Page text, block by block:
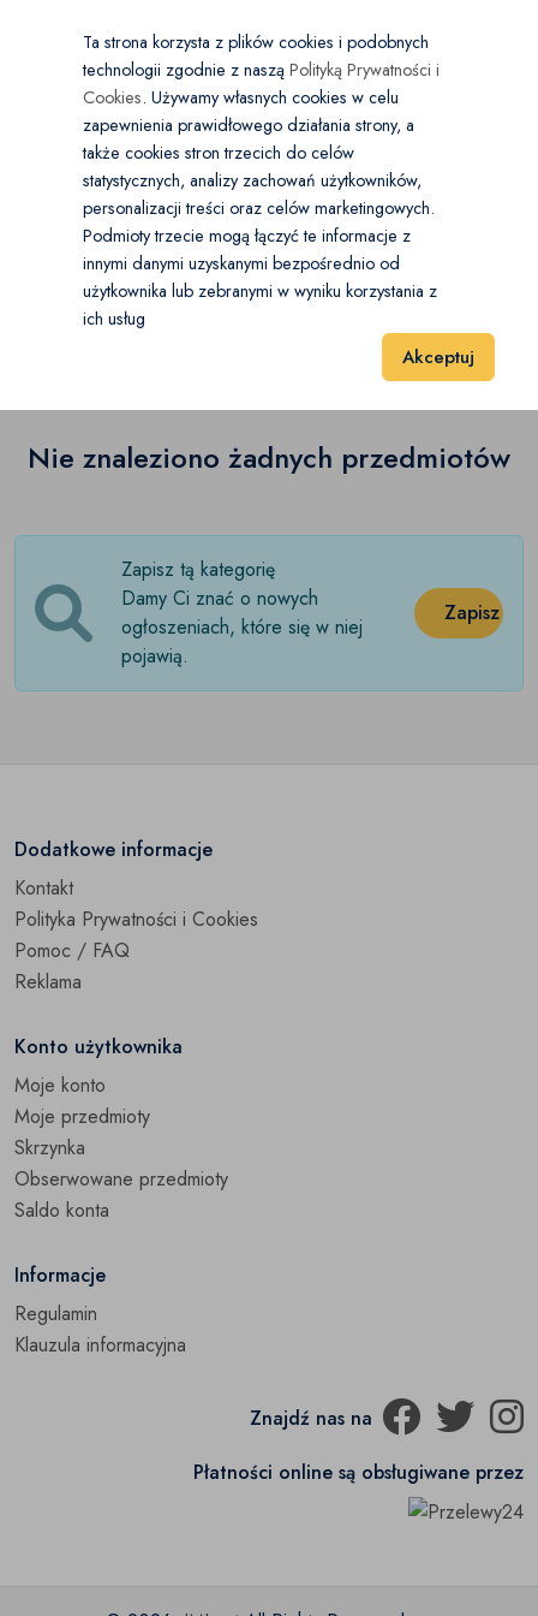
Wybierz kategorię
Samochody osobowe
(0)
Alfa Romeo (0)
(0)
Cadillac(0)
Chevrolet(0)
Dacia(0)
Fiat (0)
Ford(0)
Honda(0)
Hyundai
Infiniti (0)
Jaguar
Jeep(0)
Kia(0)
Lancia (0)
Land Rover
×
Kraj PL
PLN
Motoryzacja Samochody osobowe Subaru
Subaru (0)
20 60
Nie znaleziono żadnych przedmiotów
Zapisz tą kategorię
Damy Ci znać o nowych
ogłoszeniach, które się w niej
pojawią.
Zapisz
Dodatkowe informacje
Kontakt
Polityka Prywatności i Cookies
Pomoc / FAQ
Reklama
Konto użytkownika
Moje konto
Moje przedmioty
Skrzynka
Obserwowane przedmioty
Saldo konta
Informacje
Regulamin
Klauzula informacyjna
Znajdź nas na
Płatności online są obsługiwane przez
Ta strona korzysta z plików cookies i podobnych
technologii zgodnie z nasząPolityką Prywatności i
Cookies. Używamy własnych cookies w celu
zapewnienia prawidłowego działania strony, a
także cookies stron trzecich do celów
statystycznych, analizy zachowań użytkowników,
personalizacji treści oraz celów marketingowych.
Podmioty trzecie mogą łączyć te informacje z
innymi danymi uzyskanymi bezpośrednio od
użytkownika lub zebranymi w wyniku korzystania z
ich usług
Akceptuj